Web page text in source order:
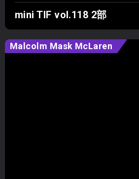
mini TIF vol.118 2部
Malcolm Mask McLaren